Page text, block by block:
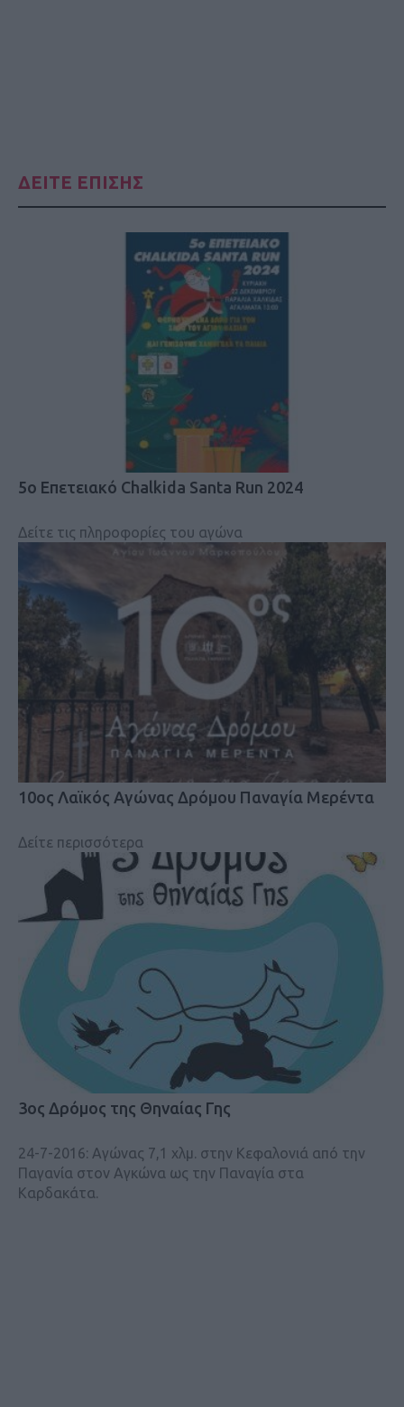
ΔΕΙΤΕ ΕΠΙΣΗΣ
5ο Επετειακό Chalkida Santa Run 2024
Δείτε τις πληροφορίες του αγώνα
10ος Λαϊκός Αγώνας Δρόμου Παναγία Μερέντα
Δείτε περισσότερα
3ος Δρόμος της Θηναίας Γης
24-7-2016: Αγώνας 7,1 χλμ. στην Κεφαλονιά από την
Παγανία στον Αγκώνα ως την Παναγία στα
Καρδακάτα.